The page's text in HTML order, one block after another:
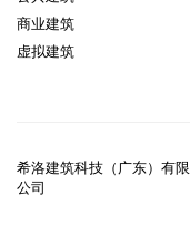
商业建筑
虚拟建筑
希洛建筑科技（广东）有限
公司